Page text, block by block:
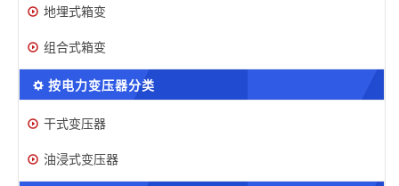
地埋式箱变
组合式箱变
按电力变压器分类
干式变压器
油浸式变压器